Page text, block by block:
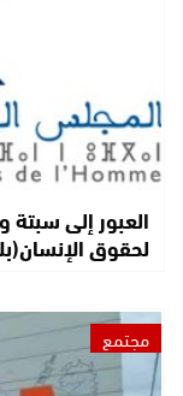
العبور إلى
لحقوق
مجتمع